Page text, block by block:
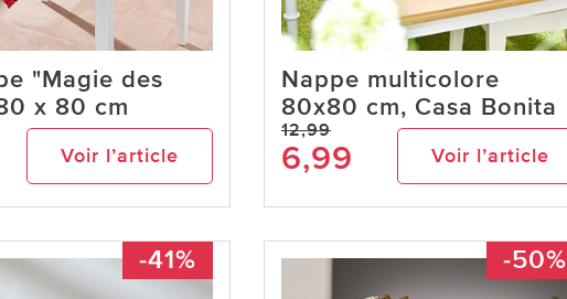
"Magie des
x 80 cm
Voir l’article
Nappe multicolore
80x80 cm, Casa Bonita
12,99
6,99 Voir l’article
-41% -50%